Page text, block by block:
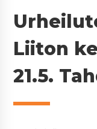
Liiton
21.5.